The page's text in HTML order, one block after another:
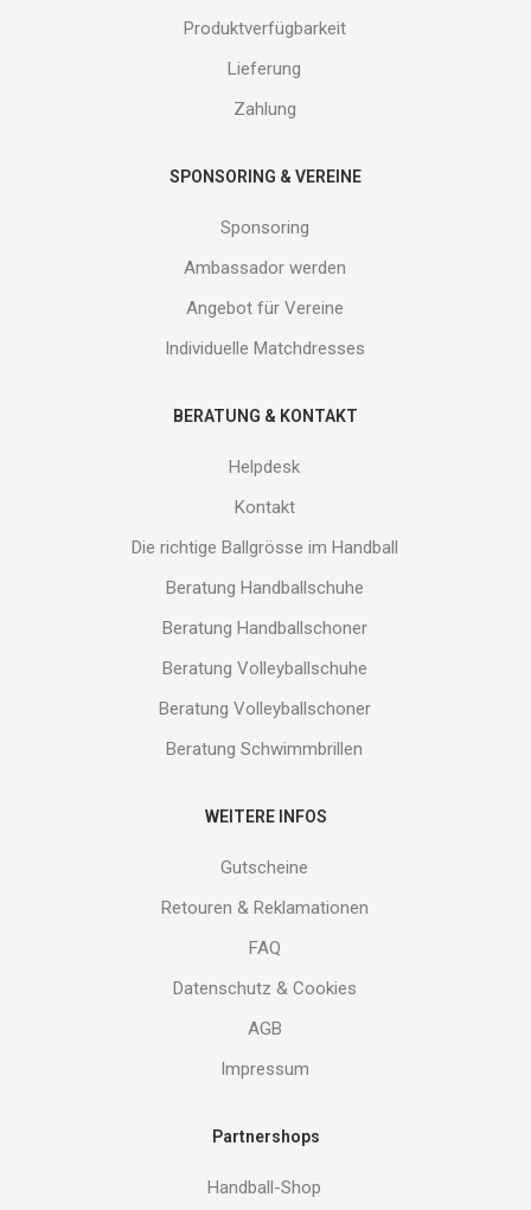
Produktverfügbarkeit
Lieferung
Zahlung
SPONSORING & VEREINE
Sponsoring
Ambassador werden
Angebot für Vereine
Individuelle Matchdresses
BERATUNG & KONTAKT
Helpdesk
Kontakt
Die richtige Ballgrösse im Handball
Beratung Handballschuhe
Beratung Handballschoner
Beratung Volleyballschuhe
Beratung Volleyballschoner
Beratung Schwimmbrillen
WEITERE INFOS
Gutscheine
Retouren & Reklamationen
FAQ
Datenschutz & Cookies
AGB
Impressum
Partnershops
Handball-Shop